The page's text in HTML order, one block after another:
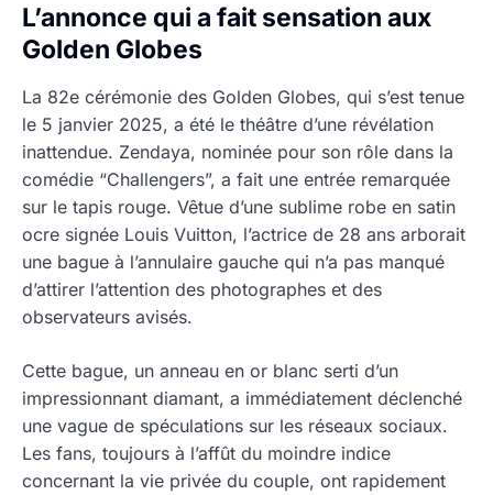
L’annonce qui a fait sensation aux
Golden Globes
La 82e cérémonie des Golden Globes, qui s’est tenue
le 5 janvier 2025, a été le théâtre d’une révélation
inattendue. Zendaya, nominée pour son rôle dans la
comédie “Challengers”, a fait une entrée remarquée
sur le tapis rouge. Vêtue d’une sublime robe en satin
ocre signée Louis Vuitton, l’actrice de 28 ans arborait
une bague à l’annulaire gauche qui n’a pas manqué
d’attirer l’attention des photographes et des
observateurs avisés.
Cette bague, un anneau en or blanc serti d’un
impressionnant diamant, a immédiatement déclenché
une vague de spéculations sur les réseaux sociaux.
Les fans, toujours à l’affût du moindre indice
concernant la vie privée du couple, ont rapidement